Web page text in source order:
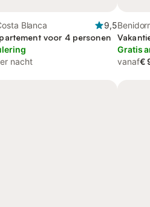
Blanca
9,5
voor 4 personen
nacht
Gratis
vanaf€